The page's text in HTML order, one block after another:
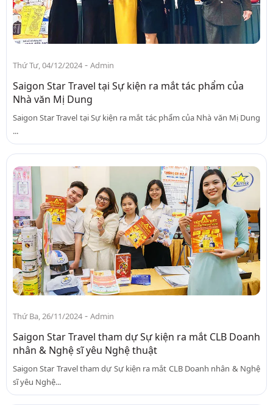
Thứ Tư, 04/12/2024 - Admin
Saigon Star Travel tại Sự kiện ra mắt tác phẩm của
Nhà văn Mị Dung
Saigon Star Travel tại Sự kiện ra mắt tác phẩm của Nhà văn Mị Dung
...
Thứ Ba, 26/11/2024 - Admin
Saigon Star Travel tham dự Sự kiện ra mắt CLB Doanh
nhân & Nghệ sĩ yêu Nghệ thuật
Saigon Star Travel tham dự Sự kiện ra mắt CLB Doanh nhân & Nghệ
sĩ yêu Nghệ...